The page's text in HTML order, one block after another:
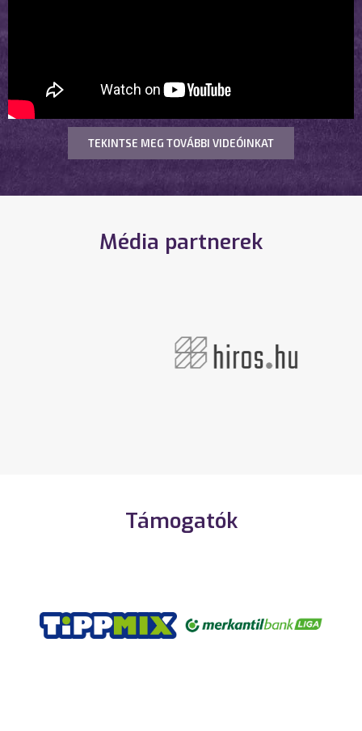
TEKINTSE MEG TOVÁBBI VIDEÓINKAT
Média partnerek
Támogatók